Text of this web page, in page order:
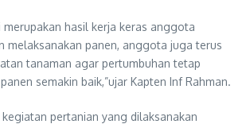
merupakan hasil kerja keras anggota
melaksanakan panen, anggota juga terus
tanaman agar pertumbuhan tetap
semakin baik,”ujar Kapten Inf Rahman.
pertanian yang dilaksanakan